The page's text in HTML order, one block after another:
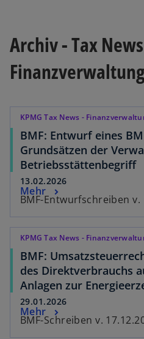
Archiv - Tax
KPMG Tax News -
BMF: Entwurf eines
Grundsätzen der
Betriebsstättenbegriff
13.02.2026
BMF-Entwurfschreiben v.
Mehr
KPMG Tax News -
BMF:
des Direktverbrauchs
Anlagen zur
29.01.2026
BMF-Schreiben v.
Mehr